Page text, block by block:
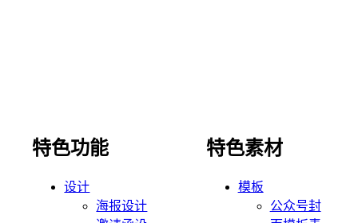
特色功能
设计
海报设计
特色素材
模板
公众号封